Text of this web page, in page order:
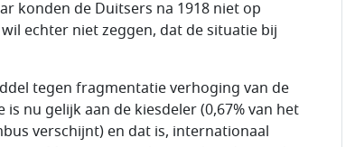
konden de Duitsers na 1918 niet op
echter niet zeggen, dat de situatie bij
tegen fragmentatie verhoging van de
nu gelijk aan de kiesdeler (0,67% van het
verschijnt) en dat is, internationaal